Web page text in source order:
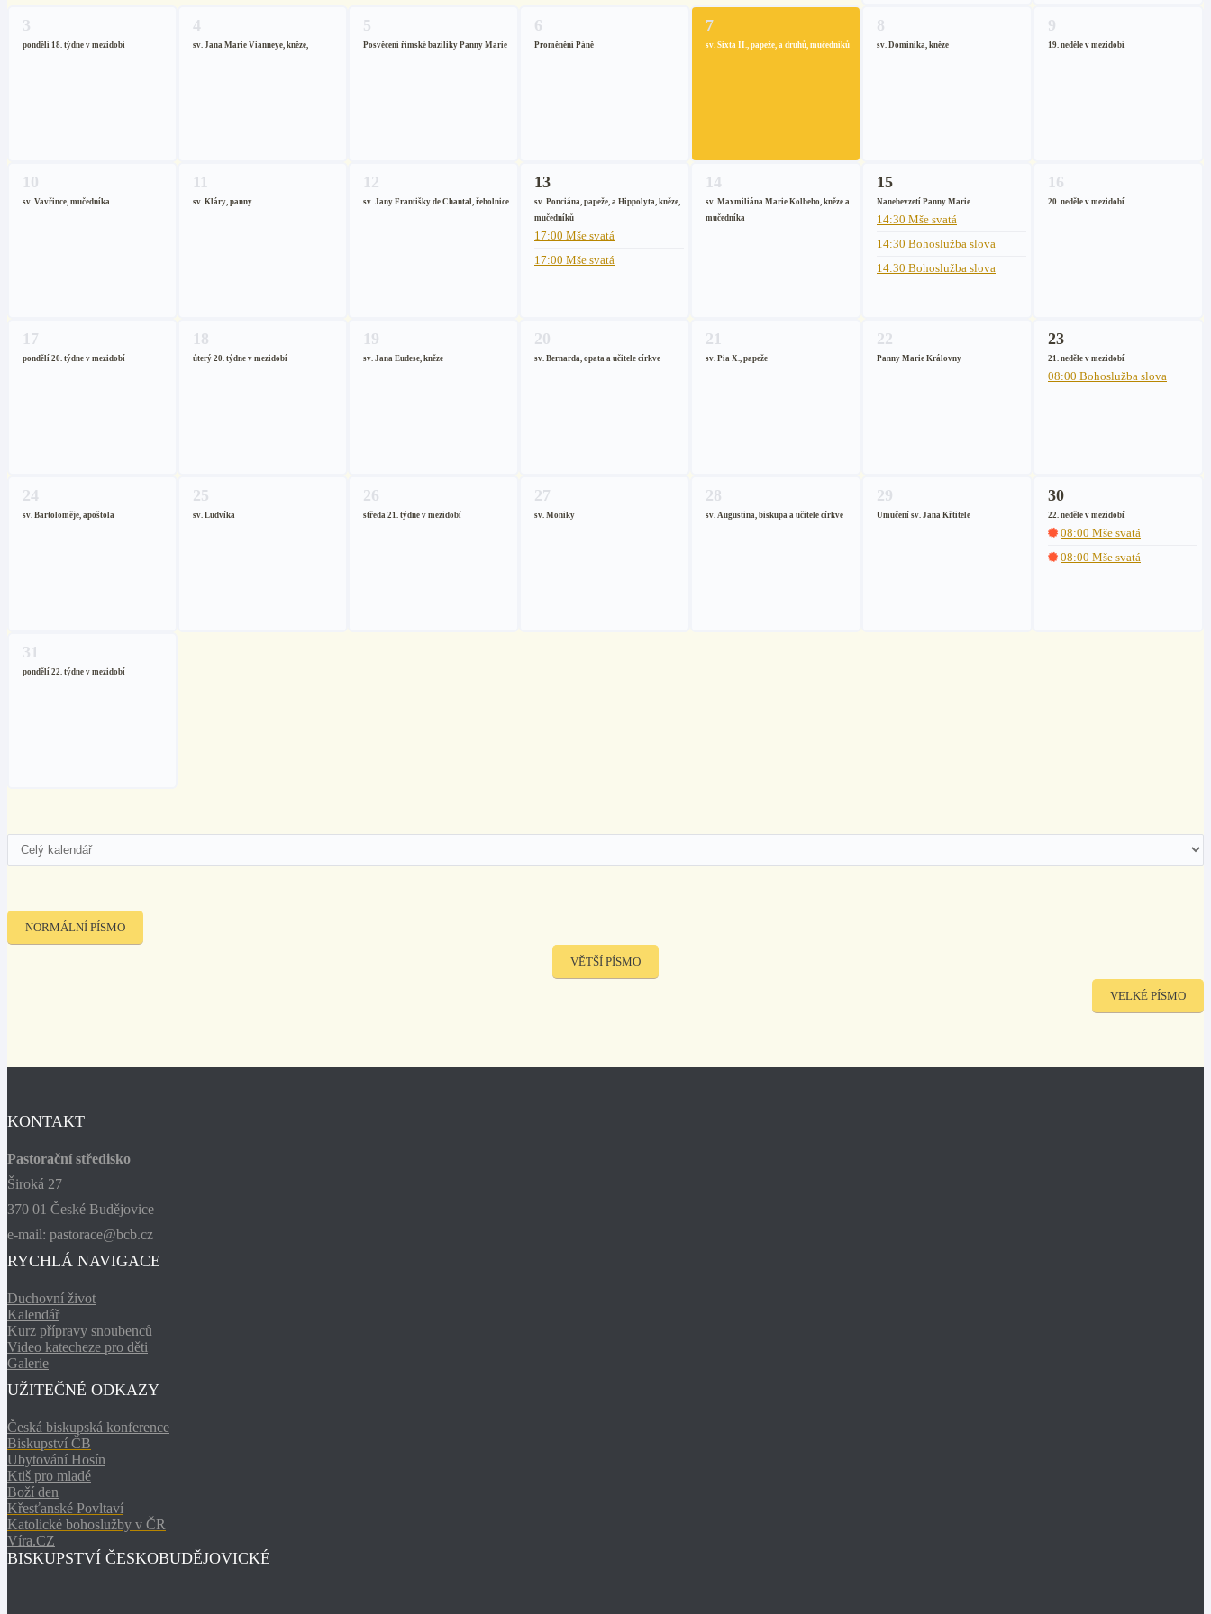
3
pondělí 18. týdne v mezidobí
4
sv. Jana Marie Vianneye, kněze,
5
Posvěcení římské baziliky Panny Marie
6
Proměnění Páně
7
sv. Sixta II., papeže, a druhů, mučedníků
8
sv. Dominika, kněze
9
19. neděle v mezidobí
10
sv. Vavřince, mučedníka
11
sv. Kláry, panny
12
sv. Jany Františky de Chantal, řeholnice
13
sv. Ponciána, papeže, a Hippolyta, kněze,
mučedníků
17:00 Mše svatá
17:00 Mše svatá
14
sv. Maxmiliána Marie Kolbeho, kněze a
mučedníka
15
Nanebevzetí Panny Marie
14:30 Mše svatá
14:30 Bohoslužba slova
14:30 Bohoslužba slova
16
20. neděle v mezidobí
17
pondělí 20. týdne v mezidobí
18
úterý 20. týdne v mezidobí
19
sv. Jana Eudese, kněze
20
sv. Bernarda, opata a učitele církve
21
sv. Pia X., papeže
22
Panny Marie Královny
23
21. neděle v mezidobí
08:00 Bohoslužba slova
24
sv. Bartoloměje, apoštola
25
sv. Ludvíka
26
středa 21. týdne v mezidobí
27
sv. Moniky
28
sv. Augustina, biskupa a učitele církve
29
Umučení sv. Jana Křtitele
30
22. neděle v mezidobí
08:00 Mše svatá
08:00 Mše svatá
31
pondělí 22. týdne v mezidobí
NORMÁLNÍ PÍSMO
VĚTŠÍ PÍSMO
VELKÉ PÍSMO
KONTAKT
Pastorační středisko
Široká 27
370 01 České Budějovice
e-mail: pastorace@bcb.cz
RYCHLÁ NAVIGACE
Duchovní život
Kalendář
Kurz přípravy snoubenců
Video katecheze pro děti
Galerie
UŽITEČNÉ ODKAZY
Česká biskupská konference
Biskupství ČB
Ubytování Hosín
Ktiš pro mladé
Boží den
Křesťanské Povltaví
Katolické bohoslužby v ČR
Víra.CZ
BISKUPSTVÍ ČESKOBUDĚJOVICKÉ